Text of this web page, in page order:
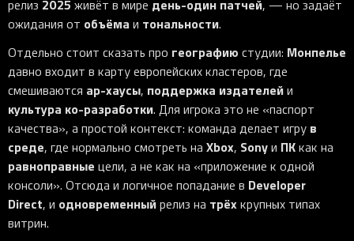
релиз 2025 живёт в мире день-один патчей, — но задаёт
ожидания от объёма и тональности.
Отдельно стоит сказать про географию студии: Монпелье
давно входит в карту европейских кластеров, где
смешиваются ар-хаусы, поддержка издателейи
культура ко-разработки. Для игрока это не «паспорт
качества», а простой контекст: команда делает игру в
среде, где нормально смотреть на Xbox, Sonyи ПКкак на
равноправные цели, а не как на «приложение к одной
консоли». Отсюда и логичное попадание в Developer
Direct, и одновременныйрелиз на трёхкрупных типах
витрин.